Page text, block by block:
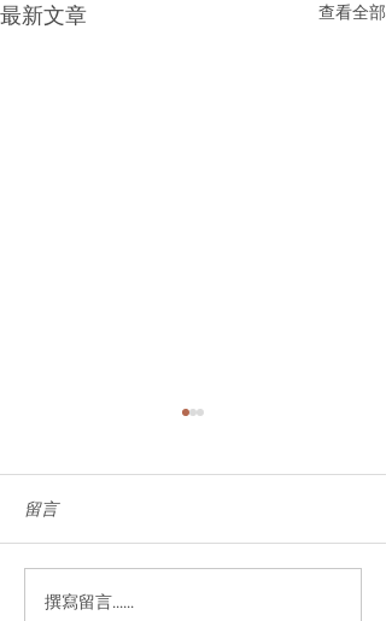
最新文章 查看全部
【優沛水 南崁水生活館】-
留言
撰寫留言......